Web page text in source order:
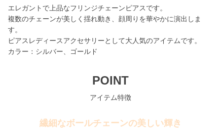
エレガントで上品なフリンジチェーンピアスです。
複数のチェーンが美しく揺れ動き、顔周りを華やかに演出しま
す。
ピアスレディースアクセサリーとして大人気のアイテムです。
カラー：シルバー、ゴールド
POINT
アイテム特徴
繊細なボールチェーンの美しい輝き